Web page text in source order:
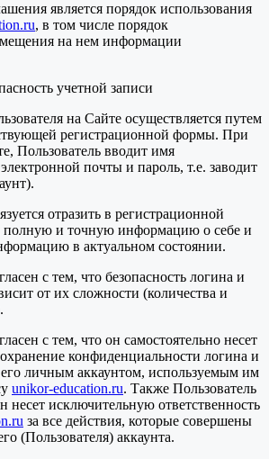
является порядок использования
, в том числе порядок
на нем информации
учетной записи
на Сайте осуществляется путем
регистрационной формы. При
Пользователь вводит имя
почты и пароль, т.е. заводит
отразить в регистрационной
полную и точную информацию о себе и
в актуальном состоянии.
с тем, что безопасность логина и
от их сложности (количества и
с тем, что он самостоятельно несет
конфиденциальности логина и
его личным аккаунтом, используемым им
unikor-education.ru. Также Пользователь
несет исключительную ответственность
за все действия, которые совершены
(Пользователя) аккаунта.